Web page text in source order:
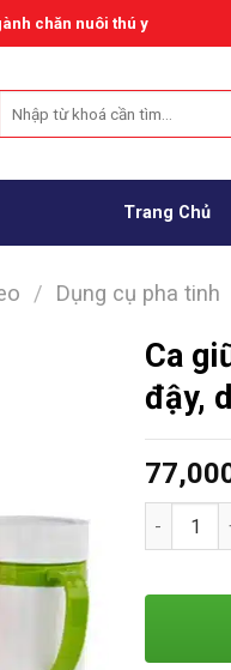
chăn nuôi thú y
kiếm:
Trang Chủ
/ Dụng cụ pha tinh
Ca
đậy,
Số lượng